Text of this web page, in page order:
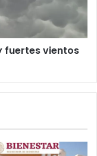
fuertes vientos